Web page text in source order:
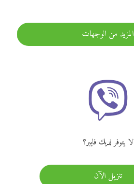
المزيد من الوجهات
لا يتوفر لديك فايبر؟
تنزيل الآن